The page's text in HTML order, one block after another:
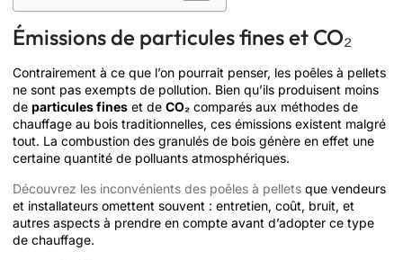
Émissions de particules fines et CO₂
Contrairement à ce que l’on pourrait penser, les poêles à pellets
ne sont pas exempts de pollution. Bien qu’ils produisent moins
de particules fines et de CO₂ comparés aux méthodes de
chauffage au bois traditionnelles, ces émissions existent malgré
tout. La combustion des granulés de bois génère en effet une
certaine quantité de polluants atmosphériques.
Découvrez les inconvénients des poêles à pellets que vendeurs
et installateurs omettent souvent : entretien, coût, bruit, et
autres aspects à prendre en compte avant d’adopter ce type
de chauffage.